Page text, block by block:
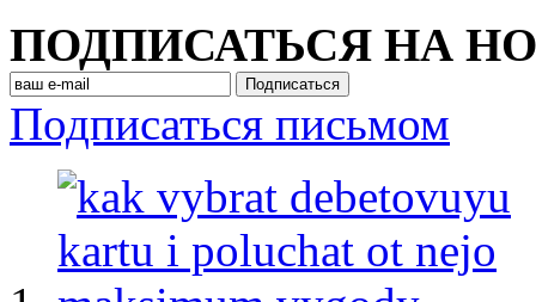
ПОДПИСАТЬСЯ НА
Подписаться письмом